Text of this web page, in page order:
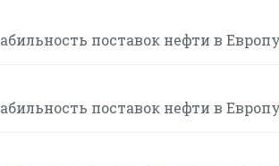
поставок нефти в
поставок нефти в